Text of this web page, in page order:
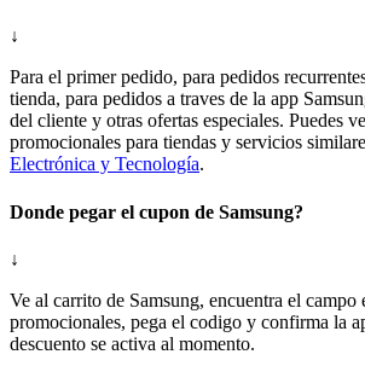
↓
Para el primer pedido, para pedidos
tienda, para pedidos a traves de la app
del cliente y otras ofertas especiales. Puedes
promocionales para tiendas y servicios
Electrónica y Tecnología.
Donde pegar el cupon de Samsung?
↓
Ve al carrito de Samsung, encuentra el campo
promocionales, pega el codigo y confirma la
descuento se activa al momento.